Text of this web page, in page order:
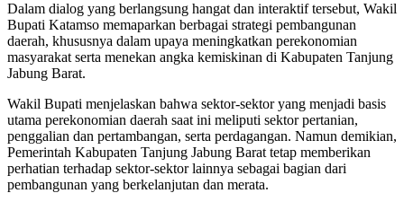
Dalam dialog yang berlangsung hangat dan interaktif tersebut, Wakil
Bupati Katamso memaparkan berbagai strategi pembangunan
daerah, khususnya dalam upaya meningkatkan perekonomian
masyarakat serta menekan angka kemiskinan di Kabupaten Tanjung
Jabung Barat.
Wakil Bupati menjelaskan bahwa sektor-sektor yang menjadi basis
utama perekonomian daerah saat ini meliputi sektor pertanian,
penggalian dan pertambangan, serta perdagangan. Namun demikian,
Pemerintah Kabupaten Tanjung Jabung Barat tetap memberikan
perhatian terhadap sektor-sektor lainnya sebagai bagian dari
pembangunan yang berkelanjutan dan merata.